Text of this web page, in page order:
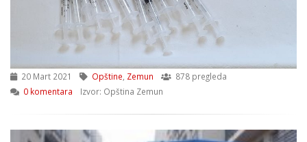
20 Mart 2021 Opštine Zemun
878 pregleda
0 komentara
Izvor: Opština Zemun